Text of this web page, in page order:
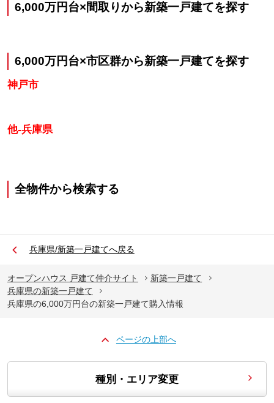
6,000万円台×間取りから新築一戸建てを探す
6,000万円台×市区群から新築一戸建てを探す
神戸市
他-兵庫県
全物件から検索する
兵庫県/新築一戸建てへ戻る
オープンハウス 戸建て仲介サイト
新築一戸建て
兵庫県の新築一戸建て
兵庫県の6,000万円台の新築一戸建て購入情報
ページの上部へ
種別・エリア変更